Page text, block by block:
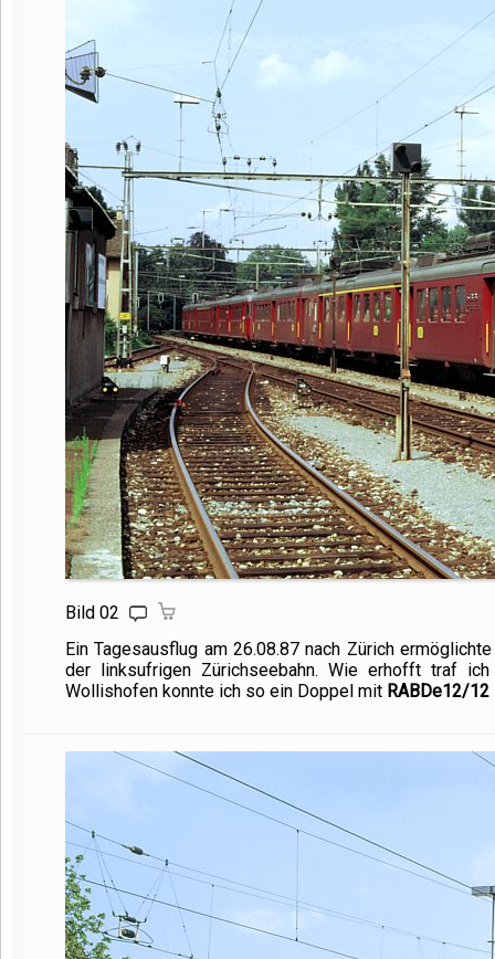
Bild 02
Ein Tagesausflug am 26.08.87 nach Zürich
der linksufrigen Zürichseebahn. Wie erhofft traf
Wollishofen konnte ich so ein Doppel mit RABDe12/12